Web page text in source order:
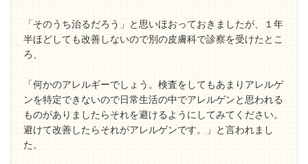
「そのうち治るだろう」と思いほおっておきましたが、１年
半ほどしても改善しないので別の皮膚科で診察を受けたとこ
ろ、
「何かのアレルギーでしょう。検査をしてもあまりアレルゲ
ンを特定できないので日常生活の中でアレルゲンと思われる
ものがありましたらそれを避けるようにしてみてください。
避けて改善したらそれがアレルゲンです。」と言われまし
た。